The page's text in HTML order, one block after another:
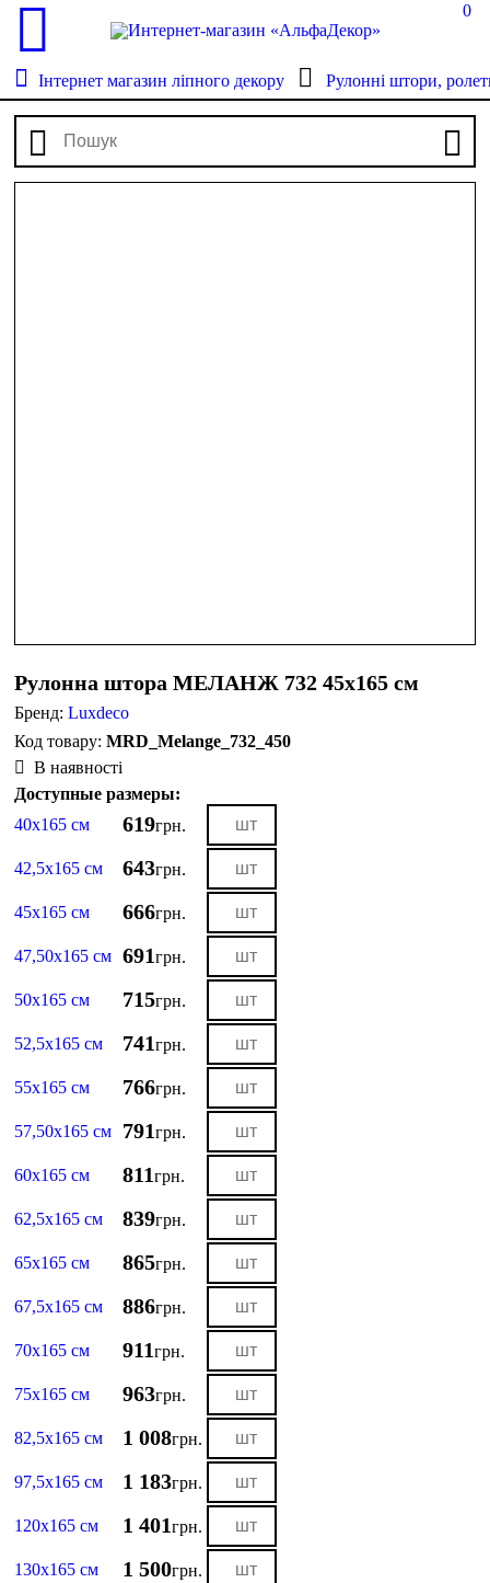
0
Інтернет магазин ліпного декору Рулонні штори,
Рулонна штора МЕЛАНЖ 732 45х165 см
Бренд:Luxdeco
MRD_Melange_732_450
В наявності
Доступные размеры:
40х165 см
619грн.
42,5х165 см 643грн.
45х165 см 666грн.
47,50х165 см 691грн.
50х165 см 715грн.
52,5х165 см 741грн.
55х165 см 766грн.
57,50х165 см 791грн.
60х165 см 811грн.
62,5х165 см 839грн.
65х165 см 865грн.
67,5х165 см 886грн.
70х165 см 911грн.
75х165 см 963грн.
82,5х165 см 1 008грн.
97,5х165 см 1 183грн.
120х165 см 1 401грн.
130х165 см 1 500грн.